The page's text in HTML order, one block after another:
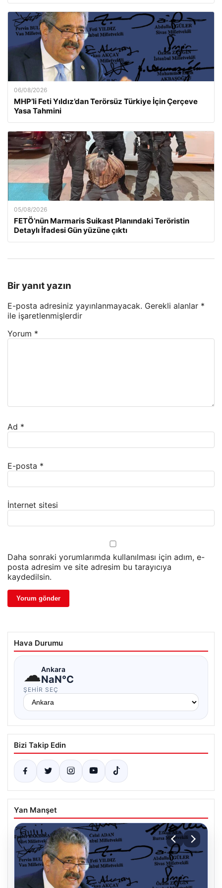
06/08/2026
MHP’li Feti Yıldız’dan Terörsüz Türkiye İçin Çerçeve
Yasa Tahmini
05/08/2026
FETÖ’nün Marmaris Suikast Planındaki Teröristin
Detaylı İfadesi Gün yüzüne çıktı
Bir yanıt yazın
E-posta adresiniz yayınlanmayacak. Gerekli alanlar *
ile işaretlenmişlerdir
Yorum *
Ad *
E-posta *
İnternet sitesi
Daha sonraki yorumlarımda kullanılması için adım, e-
posta adresim ve site adresim bu tarayıcıya
kaydedilsin.
Hava Durumu
☁Ankara
NaN°C
ŞEHIR SEÇ
Bizi Takip Edin
Yan Manşet